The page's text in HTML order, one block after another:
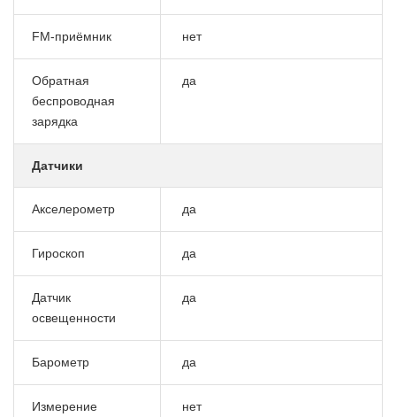
FM-приёмник нет
Обратная
беспроводная
зарядка
да
Датчики
Акселерометр да
Гироскоп да
Датчик
освещенности
да
Барометр да
Измерение
нет